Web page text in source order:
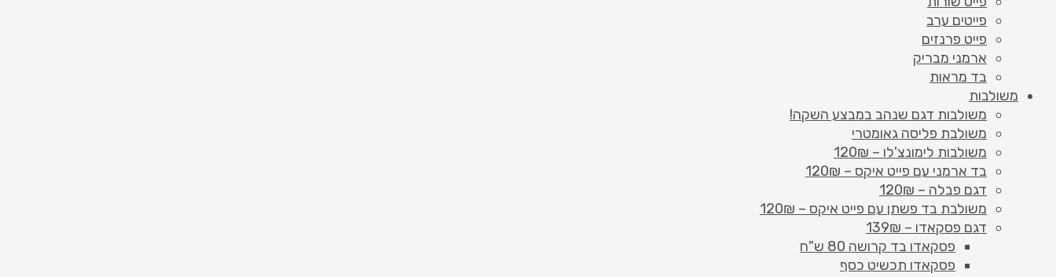
פייטים ערב
פייט פרנזים
ארמני מבריק
בד מראות
משולבות
משולבות דגם שנהב במבצע השקה!
משולבת פליסה גאומטרי
משולבות לימונצ'לו – 120₪
בד ארמני עם פייט איקס – 120₪
דגם פבלה – 120₪
משולבת בד פשתן עם פייט איקס – 120₪
דגם פסקאדו – 139₪
פסקאדו בד קרושה 80 ש"ח
פסקאדו תכשיט כסף